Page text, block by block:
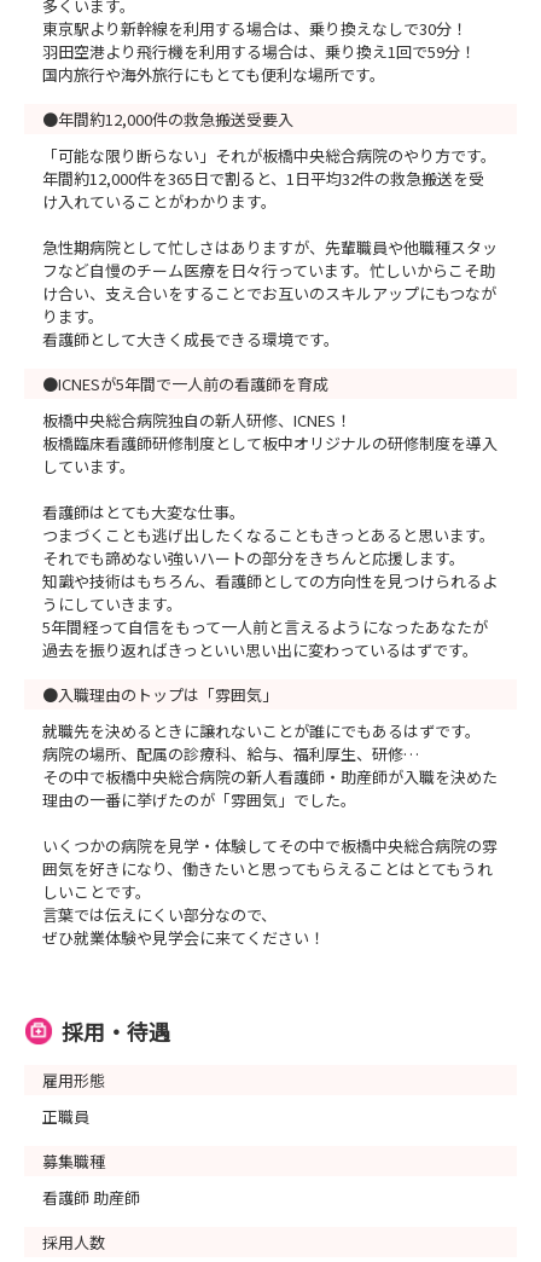
多くいます。
東京駅より新幹線を利用する場合は、乗り換えなしで30分！
羽田空港より飛行機を利用する場合は、乗り換え1回で59分！
国内旅行や海外旅行にもとても便利な場所です。
●年間約12,000件の救急搬送受要入
「可能な限り断らない」それが板橋中央総合病院のやり方です。
年間約12,000件を365日で割ると、1日平均32件の救急搬送を受
け入れていることがわかります。
急性期病院として忙しさはありますが、先輩職員や他職種スタッ
フなど自慢のチーム医療を日々行っています。忙しいからこそ助
け合い、支え合いをすることでお互いのスキルアップにもつなが
ります。
看護師として大きく成長できる環境です。
●ICNESが5年間で一人前の看護師を育成
板橋中央総合病院独自の新人研修、ICNES！
板橋臨床看護師研修制度として板中オリジナルの研修制度を導入
しています。
看護師はとても大変な仕事。
つまづくことも逃げ出したくなることもきっとあると思います。
それでも諦めない強いハートの部分をきちんと応援します。
知識や技術はもちろん、看護師としての方向性を見つけられるよ
うにしていきます。
5年間経って自信をもって一人前と言えるようになったあなたが
過去を振り返ればきっといい思い出に変わっているはずです。
●入職理由のトップは「雰囲気」
就職先を決めるときに譲れないことが誰にでもあるはずです。
病院の場所、配属の診療科、給与、福利厚生、研修…
その中で板橋中央総合病院の新人看護師・助産師が入職を決めた
理由の一番に挙げたのが「雰囲気」でした。
いくつかの病院を見学・体験してその中で板橋中央総合病院の雰
囲気を好きになり、働きたいと思ってもらえることはとてもうれ
しいことです。
言葉では伝えにくい部分なので、
ぜひ就業体験や見学会に来てください！
採用・待遇
雇用形態
正職員
募集職種
看護師 助産師
採用人数